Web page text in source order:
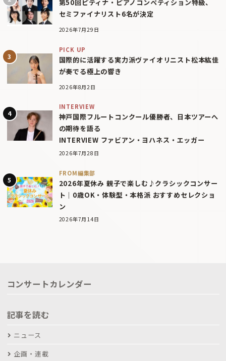
第50回ピティナ・ピアノコンペティション特級、
セミファイナリスト6名が決定
2026年7月29日
PICK UP
国際的に活躍する実力派ヴァイオリニスト松本紘佳
が奏でる極上の響き
2026年8月2日
INTERVIEW
神戸国際フルートコンクール優勝者、日本ツアーへ
の期待を語る
INTERVIEW ファビアン・ヨハネス・エッガー
2026年7月28日
FROM編集部
2026年夏休み 親子で楽しむ♪クラシックコンサー
ト｜0歳OK・体験型・本格派 おすすめセレクショ
ン
2026年7月14日
コンサートカレンダー
記事を読む
ニュース
企画・連載